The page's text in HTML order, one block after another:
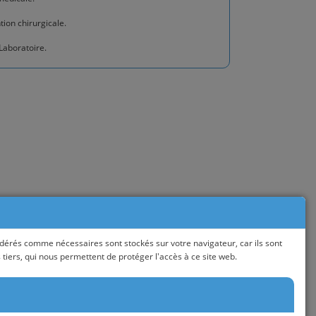
chirurgicale.
ou Visiteurs. Les CGU constituent le contrat
comme nécessaires sont stockés sur votre navigateur, car ils sont
qui nous permettent de protéger l'accès à ce site web.